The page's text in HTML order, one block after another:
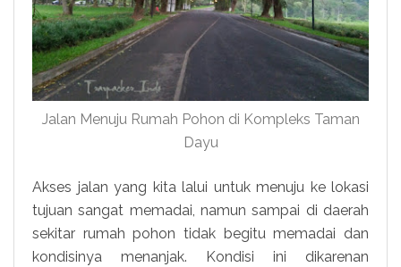
Jalan Menuju Rumah Pohon di Kompleks Taman
Dayu
Akses jalan yang kita lalui untuk menuju ke lokasi
tujuan sangat memadai, namun sampai di daerah
sekitar rumah pohon tidak begitu memadai dan
kondisinya menanjak. Kondisi ini dikarenan